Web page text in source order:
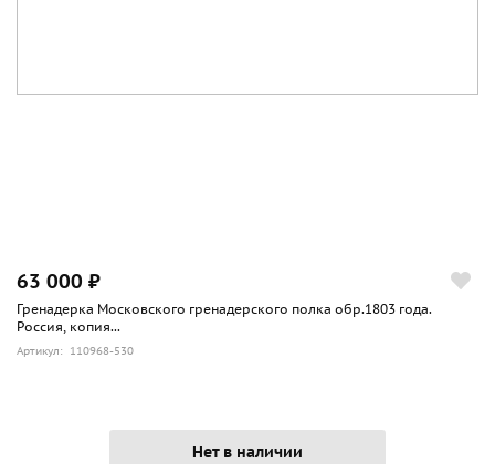
63 000 ₽
Гренадерка Московского гренадерского полка обр.1803 года.
Россия, копия...
Артикул: 110968-530
Нет в наличии